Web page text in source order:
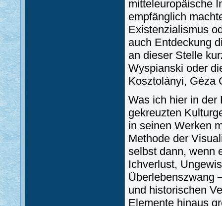
mitteleuropäische
empfänglich
Existenzialismus
auch Entdeckung
an dieser Stelle
Wyspianski oder
Kosztolányi, Géza
Was ich hier in der
gekreuzten
in seinen Werken
Methode der
selbst dann, wenn
Ichverlust,
Überlebenszwang
und historischen
Elemente hinaus